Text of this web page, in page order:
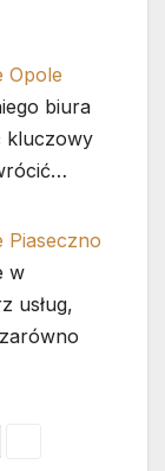
Opole
biura
kluczowy
Piaseczno
w
usług,